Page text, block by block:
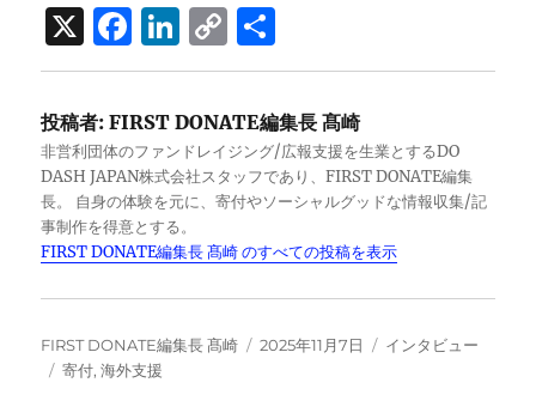
X
F
a
c
e
b
o
o
k
Li
n
k
e
d
I
n
C
o
p
y
Li
n
k
有
投稿者: FIRST DONATE編集長 髙崎
非営利団体のファンドレイジング/広報支援を生業とするDO
DASH JAPAN株式会社スタッフであり、FIRST DONATE編集
長。 自身の体験を元に、寄付やソーシャルグッドな情報収集/記
事制作を得意とする。
FIRST DONATE編集長 髙崎 のすべての投稿を表示
投
稿
FIRST DONATE編集長 髙崎
投
2025年11月7日
カ
インタビュー
タ
寄付,海外支援